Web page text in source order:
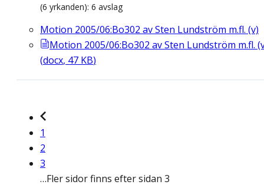
(6 yrkanden): 6 avslag
Motion 2005/06:Bo302 av Sten Lundström m.fl. (v)
Motion 2005/06:Bo302 av Sten Lundström m.fl.
(docx, 47 KB)
1
2
3
…Fler sidor finns efter sidan 3